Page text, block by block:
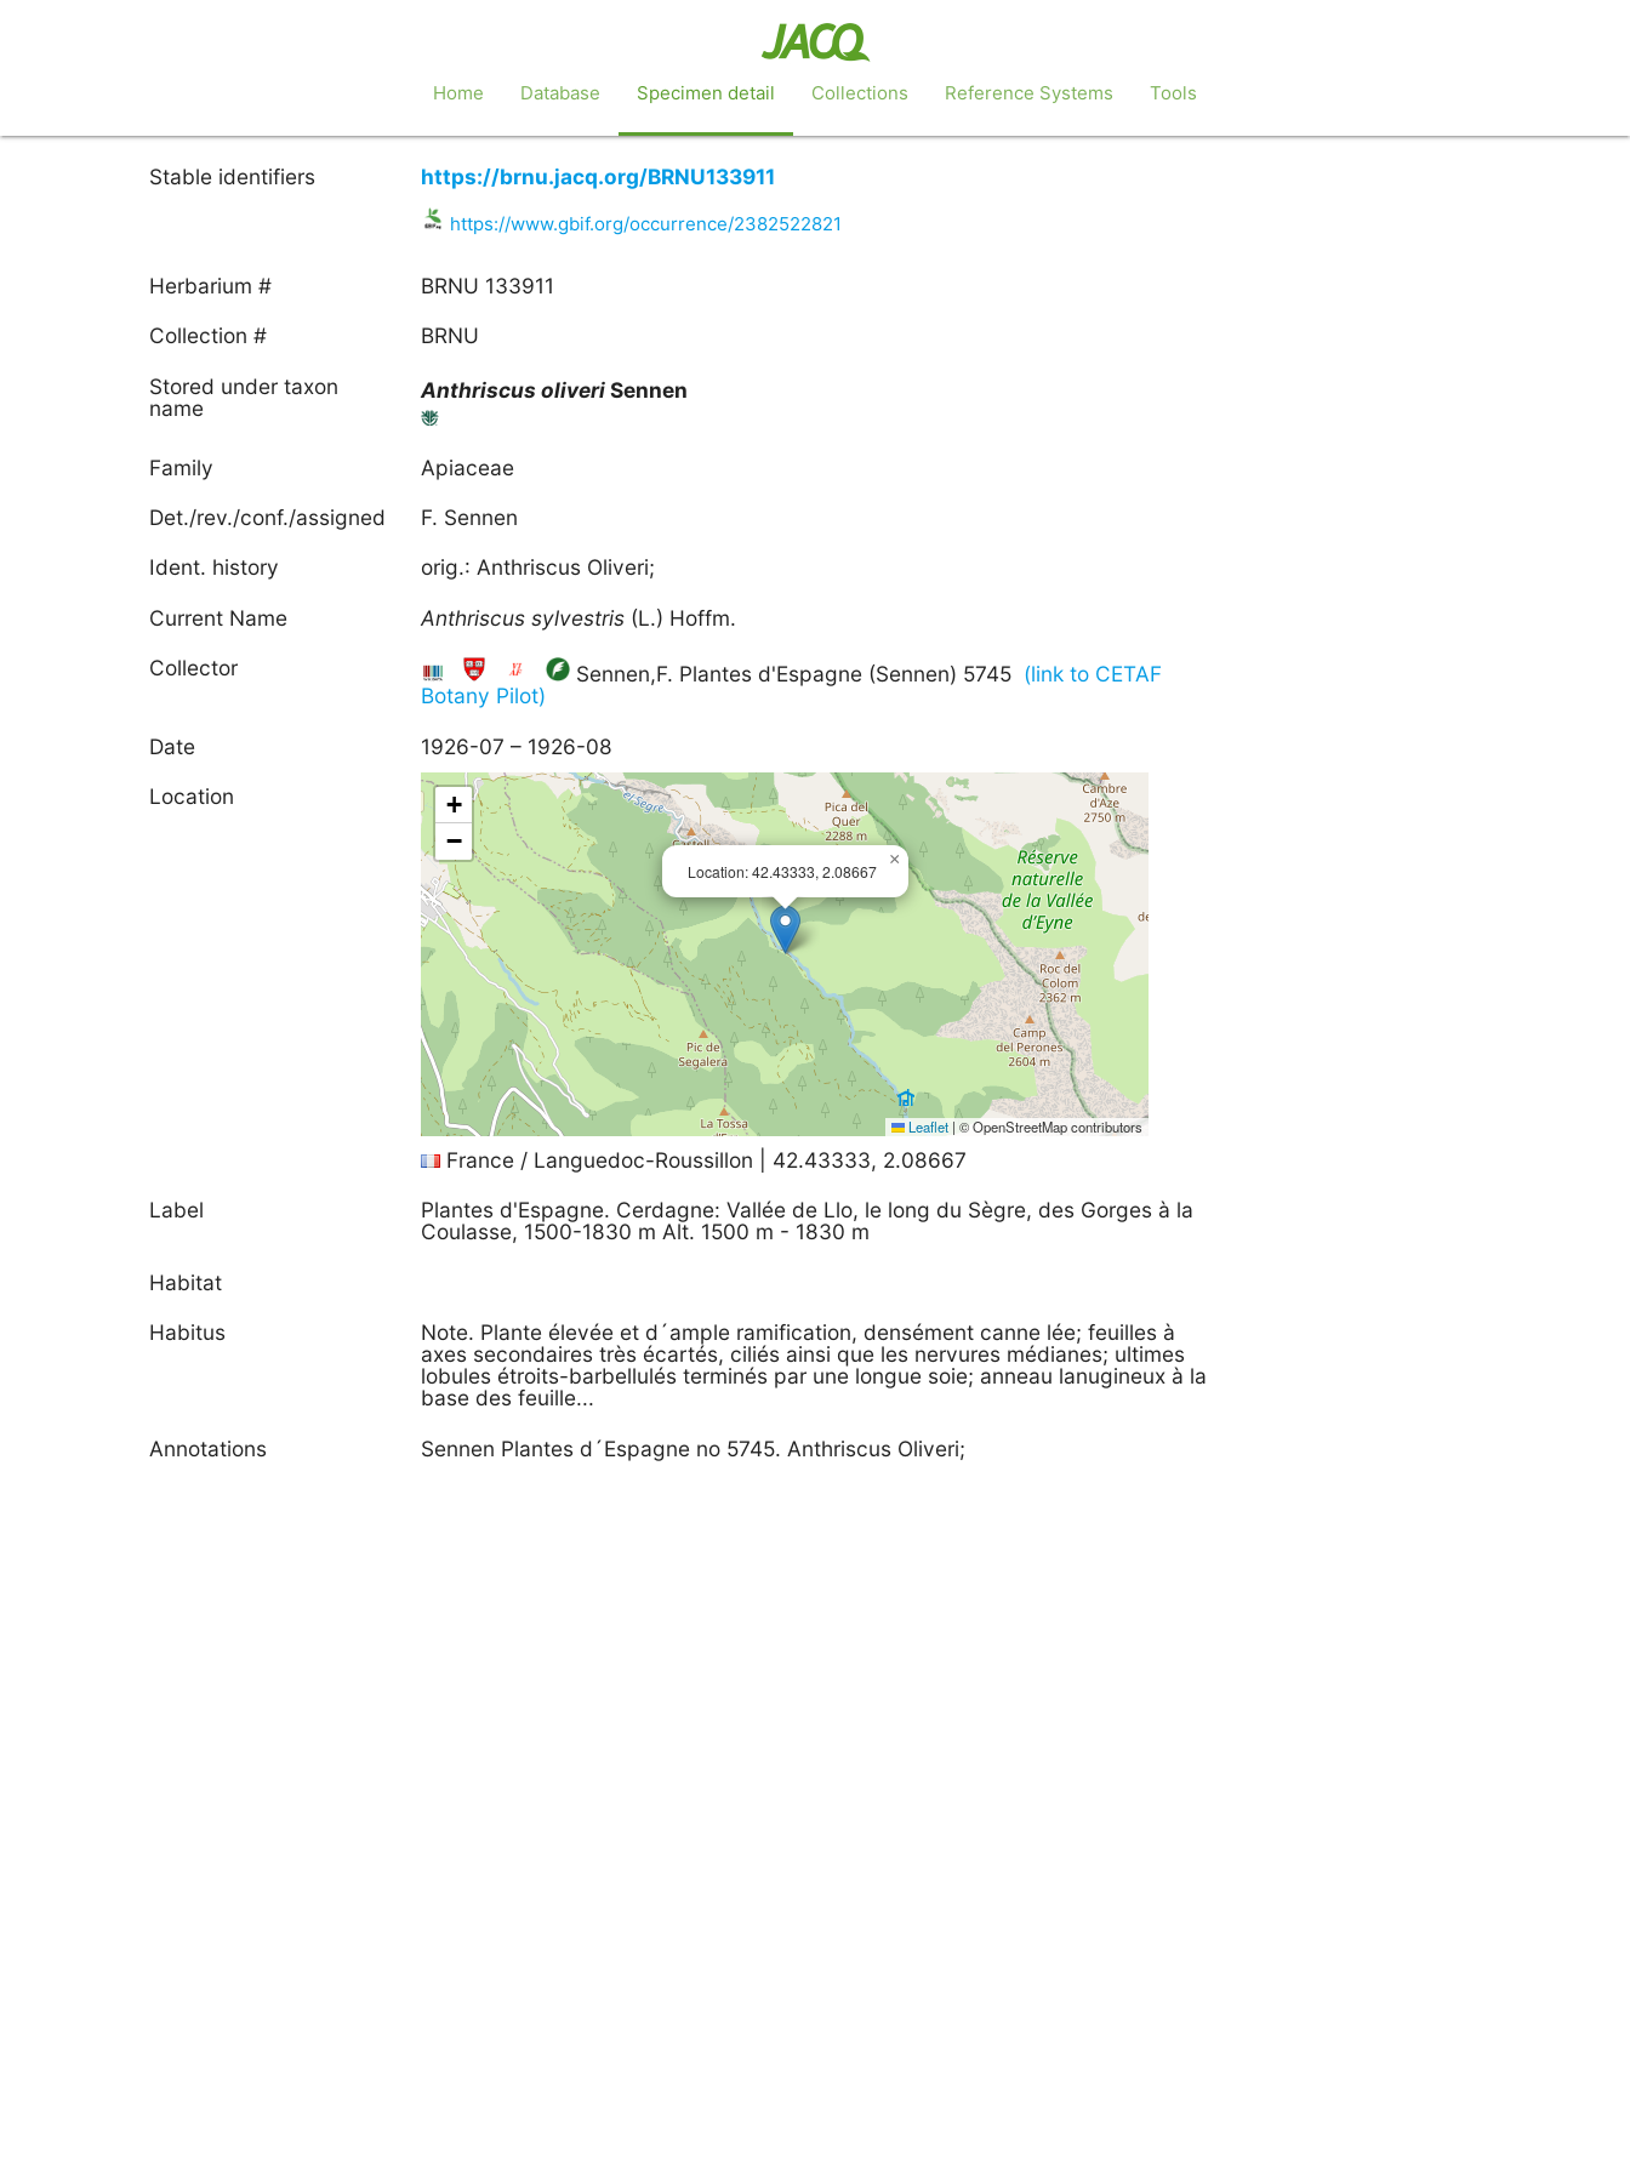
Home Database Specimen detail Collections Reference Systems Tools
Stable identifiers https://brnu.jacq.org/BRNU133911
https://www.gbif.org/occurrence/2382522821
Herbarium #
BRNU 133911
Collection #
BRNU
Stored under taxon
name
Anthriscus oliveriSennen
Family
Apiaceae
Det./rev./conf./assigned
F. Sennen
Ident. history
orig.: Anthriscus Oliveri;
Current Name
Anthriscus sylvestris (L.) Hoffm.
Collector
Sennen,F. Plantes d'Espagne (Sennen) 5745 (link to CETAF
Botany Pilot)
Date
1926-07 – 1926-08
Location
Location: 42.43333, 2.08667
×
+
−
Leaflet | © OpenStreetMap contributors
France / Languedoc-Roussillon | 42.43333, 2.08667
Label
Plantes d'Espagne. Cerdagne: Vallée de Llo, le long du Sègre, des Gorges à la
Coulasse, 1500-1830 m Alt. 1500 m - 1830 m
Habitat
Habitus
Note. Plante élevée et d´ample ramification, densément canne lée; feuilles à
axes secondaires très écartés, ciliés ainsi que les nervures médianes; ultimes
lobules étroits-barbellulés terminés par une longue soie; anneau lanugineux à la
base des feuille...
Annotations
Sennen Plantes d´Espagne no 5745. Anthriscus Oliveri;